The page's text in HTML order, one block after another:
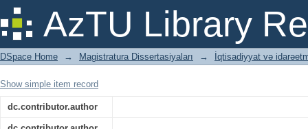
AzTU Library
Yaşıl marketinqin istehlakçıların
DSpace Home → Magistratura Dissertasiyaları → İqtisadiyyat və
Show simple item record
dc.contributor.author